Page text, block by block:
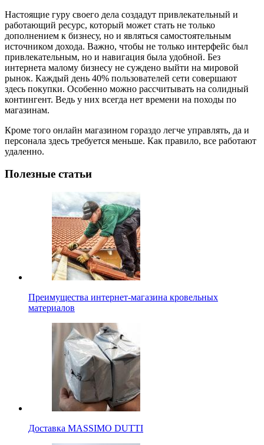
Настоящие гуру своего дела создадут привлекательный и
работающий ресурс, который может стать не только
дополнением к бизнесу, но и являться самостоятельным
источником дохода. Важно, чтобы не только интерфейс был
привлекательным, но и навигация была удобной. Без
интернета малому бизнесу не суждено выйти на мировой
рынок. Каждый день 40% пользователей сети совершают
здесь покупки. Особенно можно рассчитывать на солидный
контингент. Ведь у них всегда нет времени на походы по
магазинам.
Кроме того онлайн магазином гораздо легче управлять, да и
персонала здесь требуется меньше. Как правило, все работают
удаленно.
Полезные статьи
Преимущества интернет-магазина кровельных
материалов
Доставка MASSIMO DUTTI